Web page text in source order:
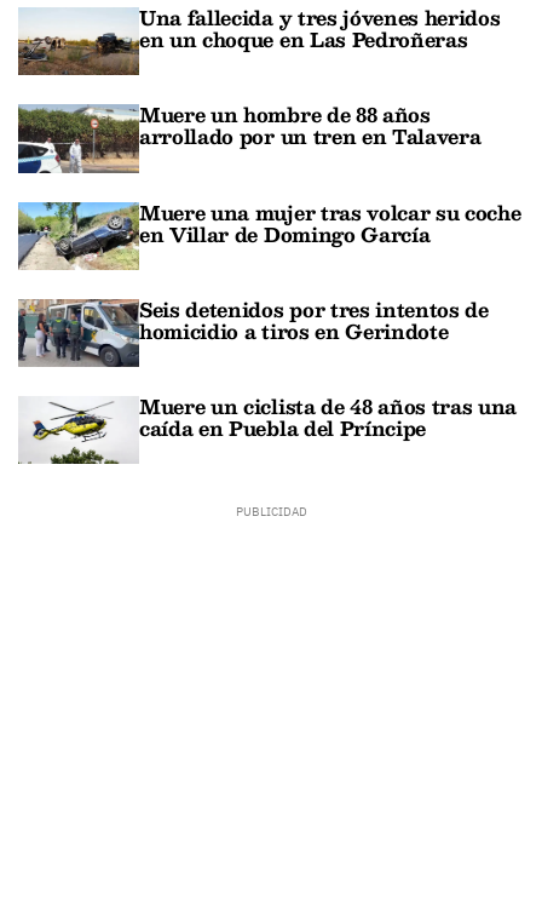
Una fallecida y tres jóvenes heridos
en un choque en Las Pedroñeras
Muere un hombre de 88 años
arrollado por un tren en Talavera
Muere una mujer tras volcar su coche
en Villar de Domingo García
Seis detenidos por tres intentos de
homicidio a tiros en Gerindote
Muere un ciclista de 48 años tras una
caída en Puebla del Príncipe